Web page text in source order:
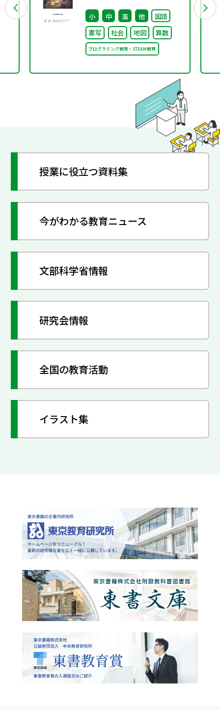
書籍は大阪・関西万博
「大阪ヘルスケア パビリ
オン」に出展・協賛しま
す～
小 中 高 他
国語
書写
社会 地図 算数
プログラミング教育・STEAM教育
授業に役立つ資料集
今がわかる教育ニュース
文部科学省情報
研究会情報
全国の教育活動
イラスト集